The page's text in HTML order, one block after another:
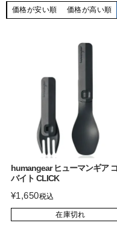
価格が安い順 価格が高い順
humangear ヒューマンギア
バイト CLICK
¥1,650税込
在庫切れ